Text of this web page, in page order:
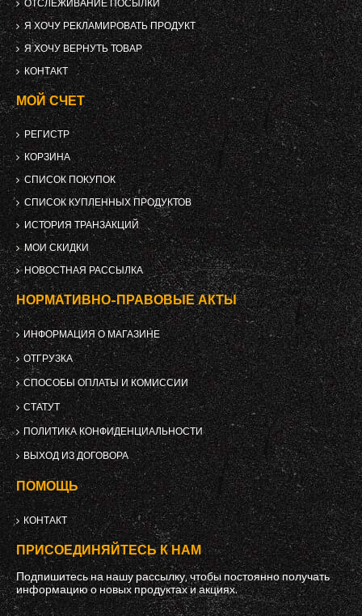
Я ХОЧУ РЕКЛАМИРОВАТЬ ПРОДУКТ
Я ХОЧУ ВЕРНУТЬ ТОВАР
КОНТАКТ
МОЙ СЧЕТ
РЕГИСТР
КОРЗИНА
СПИСОК ПОКУПОК
СПИСОК КУПЛЕННЫХ ПРОДУКТОВ
ИСТОРИЯ ТРАНЗАКЦИЙ
МОИ СКИДКИ
НОВОСТНАЯ РАССЫЛКА
НОРМАТИВНО-ПРАВОВЫЕ АКТЫ
ИНФОРМАЦИЯ О МАГАЗИНЕ
ОТГРУЗКА
СПОСОБЫ ОПЛАТЫ И КОМИССИИ
СТАТУТ
ПОЛИТИКА КОНФИДЕНЦИАЛЬНОСТИ
ВЫХОД ИЗ ДОГОВОРА
ПОМОЩЬ
КОНТАКТ
ПРИСОЕДИНЯЙТЕСЬ К НАМ
Подпишитесь на нашу рассылку, чтобы постоянно получать
информацию о новых продуктах и ​​акциях.